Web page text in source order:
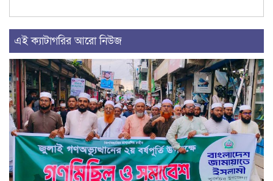
এই ক্যাটাগরির আরো নিউজ